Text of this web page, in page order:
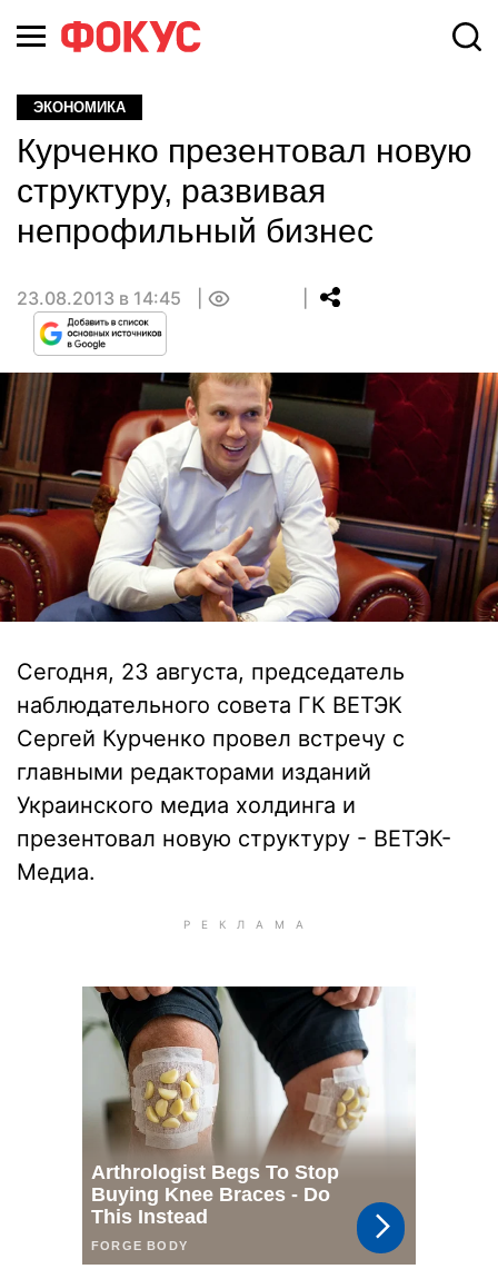
ЭКОНОМИКА
Курченко презентовал новую
структуру, развивая
непрофильный бизнес
23.08.2013 в 14:45
Сегодня, 23 августа, председатель
наблюдательного совета ГК ВЕТЭК
Сергей Курченко провел встречу с
главными редакторами изданий
Украинского медиа холдинга и
презентовал новую структуру - ВЕТЭК-
Медиа.